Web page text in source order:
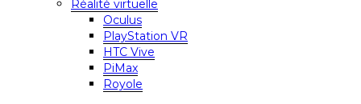
Réalité virtuelle
Oculus
PlayStation VR
HTC Vive
PiMax
Royole